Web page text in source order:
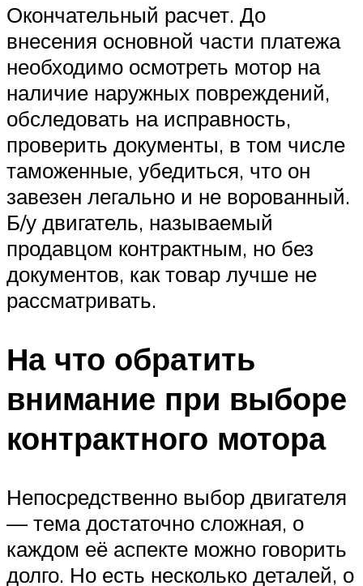
Окончательный расчет. До
внесения основной части платежа
необходимо осмотреть мотор на
наличие наружных повреждений,
обследовать на исправность,
проверить документы, в том числе
таможенные, убедиться, что он
завезен легально и не ворованный.
Б/у двигатель, называемый
продавцом контрактным, но без
документов, как товар лучше не
рассматривать.
На что обратить
внимание при выборе
контрактного мотора
Непосредственно выбор двигателя
— тема достаточно сложная, о
каждом её аспекте можно говорить
долго. Но есть несколько деталей, о